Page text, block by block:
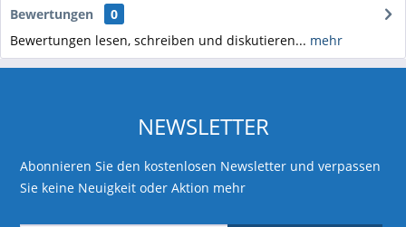
Bewertungen
0
Bewertungen lesen, schreiben und diskutieren... mehr
NEWSLETTER
Abonnieren Sie den kostenlosen Newsletter und verpassen
Sie keine Neuigkeit oder Aktion mehr